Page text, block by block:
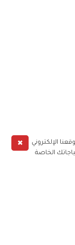
✖
الإلكتروني
الخاصة